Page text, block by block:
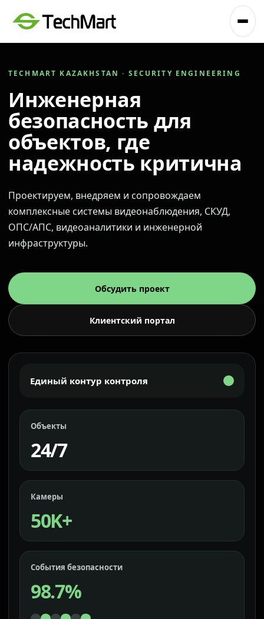
TECHMART KAZAKHSTAN · SECURITY ENGINEERING
Инженерная
безопасность для
объектов, где
надежность критична
Проектируем, внедряем и сопровождаем
комплексные системы видеонаблюдения, СКУД,
ОПС/АПС, видеоаналитики и инженерной
инфраструктуры.
Обсудить проект
Клиентский портал
Единый контур контроля
Объекты
24/7
Камеры
50K+
События безопасности
98.7%